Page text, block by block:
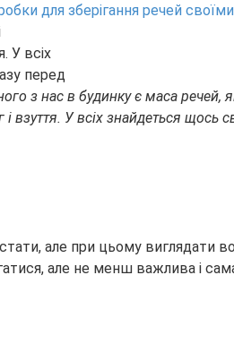
У всіх
перед
з нас в будинку є маса речей,
і взуття. У всіх знайдеться
але при цьому
але не менш важлива і